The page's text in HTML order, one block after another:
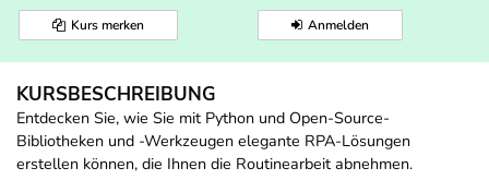
Kurs merken Anmelden
KURSBESCHREIBUNG
Entdecken Sie, wie Sie mit Python und Open-Source-
Bibliotheken und -Werkzeugen elegante RPA-Lösungen
erstellen können, die Ihnen die Routinearbeit abnehmen.